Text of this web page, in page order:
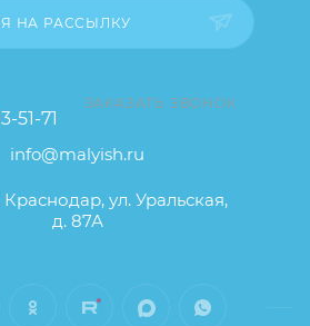
НА РАССЫЛКУ
51-71
ЗАКАЗАТЬ ЗВОНОК
info@malyish.ru
Краснодар, ул. Уральская,
д. 87А